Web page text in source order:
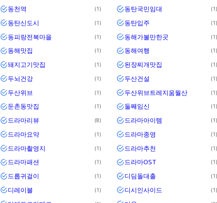
동천역 1 동탄국민임대 1
동탄신도시 1 동탄입주 1
동피랑전복마을 1 동해가볼만한곳 1
동해맛집 1 동해여행 1
돼지고기맛집 1 된장찌개맛집 1
두뇌건강 1 두산건설 1
두산위브 1 두산위브트레지움월산 1
둔촌동맛집 1 둘째임신 1
드라마리뷰 8 드라마아이템 1
드라마요약 1 드라마종영 1
드라마촬영지 1 드라마추천 1
드라마패션 1 드라마OST 1
드롭귀걸이 1 디딤돌대출 1
디레이블 1 디시인사이드 1